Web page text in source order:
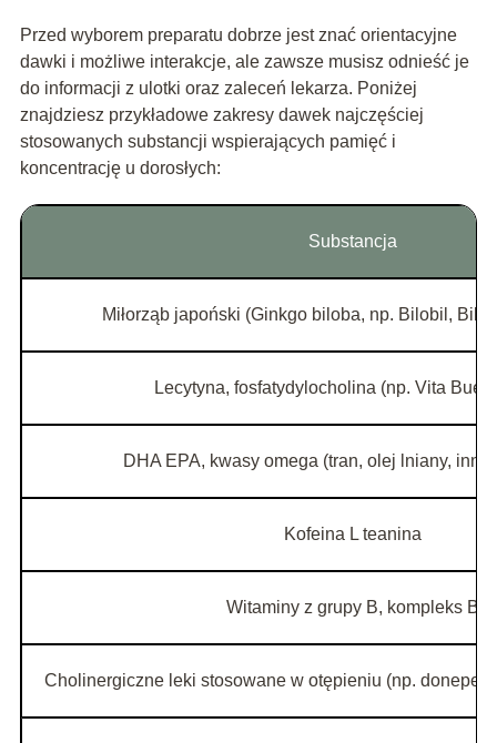
Przed wyborem preparatu dobrze jest znać orientacyjne
dawki i możliwe interakcje, ale zawsze musisz odnieść je
do informacji z ulotki oraz zaleceń lekarza. Poniżej
znajdziesz przykładowe zakresy dawek najczęściej
stosowanych substancji wspierających pamięć i
koncentrację u dorosłych:
Substancja
Miłorząb japoński (Ginkgo biloba, np. Bilobil,
Lecytyna, fosfatydylocholina (np. Vita
DHA EPA, kwasy omega (tran, olej lniany, inne
Kofeina L teanina
Witaminy z grupy B, kompleks B
Cholinergiczne leki stosowane w otępieniu (np.